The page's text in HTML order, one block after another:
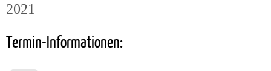
2021
Termin-Informationen: